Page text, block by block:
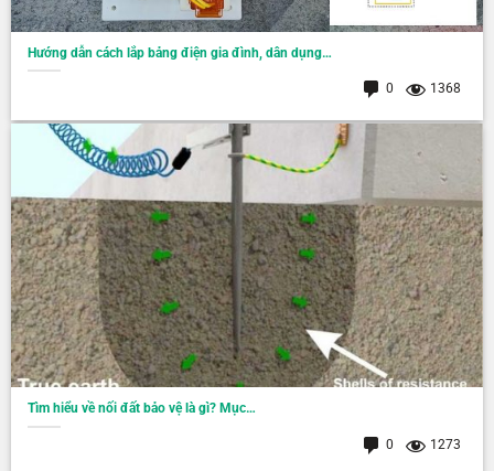
Hướng dẫn cách lắp bảng điện gia đình, dân dụng…
0 1368
Tìm hiểu về nối đất bảo vệ là gì? Mục…
0 1273